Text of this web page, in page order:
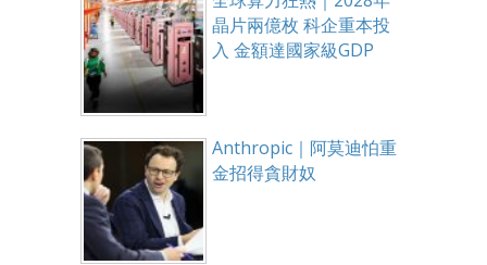
晶片兩億枚 科企重本投
入 金額達國家級GDP
Anthropic｜阿莫迪怕重
金招得貪財奴